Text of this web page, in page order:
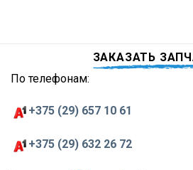
ЗАКАЗАТЬ
По телефонам:
+375 (29) 657 10 61
+375 (29) 632 26 72